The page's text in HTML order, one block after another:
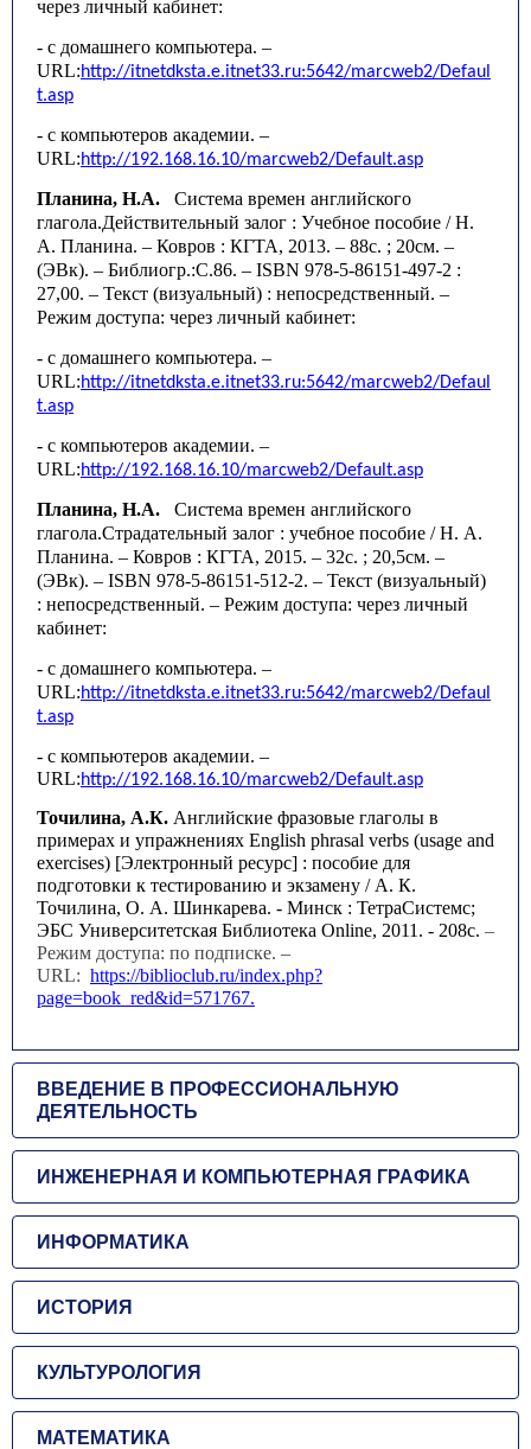
через личный кабинет:
- с домашнего компьютера. –
URL:http://itnetdksta.e.itnet33.ru:5642/marcweb2/Defaul
t.asp
- с компьютеров академии. –
URL:http://192.168.16.10/marcweb2/Default.asp
Планина, Н.А. Система времен английского
глагола.Действительный залог : Учебное пособие / Н.
А. Планина. – Ковров : КГТА, 2013. – 88с. ; 20см. –
(ЭВк). – Библиогр.:С.86. – ISBN 978-5-86151-497-2 :
27,00. – Текст (визуальный) : непосредственный. –
Режим доступа: через личный кабинет:
- с домашнего компьютера. –
URL:http://itnetdksta.e.itnet33.ru:5642/marcweb2/Defaul
t.asp
- с компьютеров академии. –
URL:http://192.168.16.10/marcweb2/Default.asp
Планина, Н.А. Система времен английского
глагола.Страдательный залог : учебное пособие / Н. А.
Планина. – Ковров : КГТА, 2015. – 32с. ; 20,5см. –
(ЭВк). – ISBN 978-5-86151-512-2. – Текст (визуальный)
: непосредственный. – Режим доступа: через личный
кабинет:
- с домашнего компьютера. –
URL:http://itnetdksta.e.itnet33.ru:5642/marcweb2/Defaul
t.asp
- с компьютеров академии. –
URL:http://192.168.16.10/marcweb2/Default.asp
Точилина, А.К. Английские фразовые глаголы в
примерах и упражнениях English phrasal verbs (usage and
exercises) [Электронный ресурс] : пособие для
подготовки к тестированию и экзамену / А. К.
Точилина, О. А. Шинкарева. - Минск : ТетраСистемс;
ЭБС Университетская Библиотека Online, 2011. - 208с. –
Режим доступа: по подписке. –
URL: https://biblioclub.ru/index.php?
page=book_red&id=571767.
ВВЕДЕНИЕ В ПРОФЕССИОНАЛЬНУЮ
ДЕЯТЕЛЬНОСТЬ
ИНЖЕНЕРНАЯ И КОМПЬЮТЕРНАЯ ГРАФИКА
ИНФОРМАТИКА
ИСТОРИЯ
КУЛЬТУРОЛОГИЯ
МАТЕМАТИКА